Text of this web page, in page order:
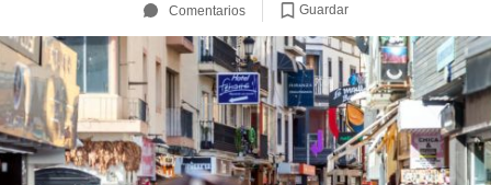
Comentarios Guardar